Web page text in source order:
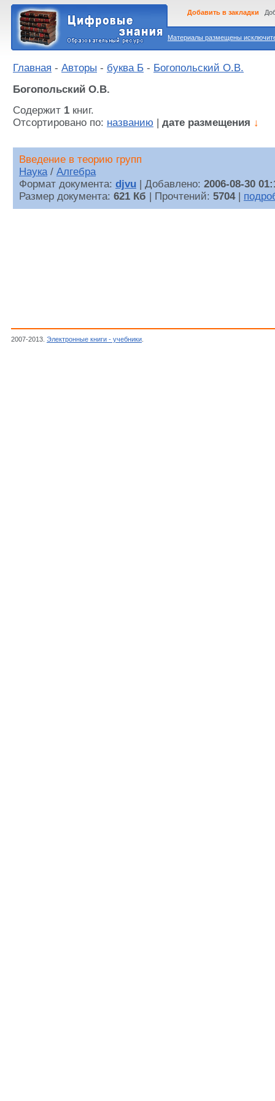
Материалы размещены
Добавить в закладки
Главная - Авторы - буква Б - Богопольский О.В.
Богопольский О.В.
Содержит 1 книг.
Отсортировано по: названию дате размещения ↓
Введение в теорию групп
Наука/ Алгебра
Формат документа: djvu | Добавлено: 2006-08-30
Размер документа: 621 Кб | Прочтений: 5704|
2007-2013. Электронные книги - учебники